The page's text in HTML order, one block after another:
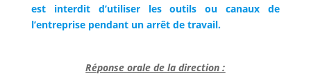
est interdit d’utiliser les outils ou canaux de
l’entreprise pendant un arrêt de travail.
Réponse orale de la direction :